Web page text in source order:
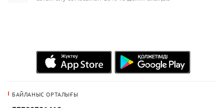
БАЙЛАНЫС ОРТАЛЫҒЫ